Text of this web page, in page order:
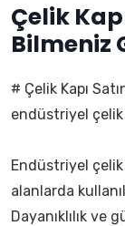
Çelik
Bilmeniz
# Çelik Kapı
endüstriyel çelik
Endüstriyel
alanlarda
Dayanıklılık ve